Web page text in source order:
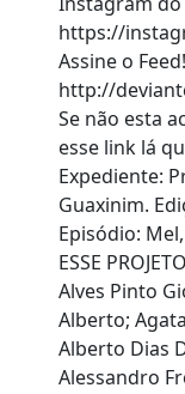
https://
Assine o Feed!
http://
Se não esta
esse link lá
Expediente:
Guaxinim.
Episódio:
ESSE
Alves Pinto
Alberto;
Alberto Dias
Alessandro